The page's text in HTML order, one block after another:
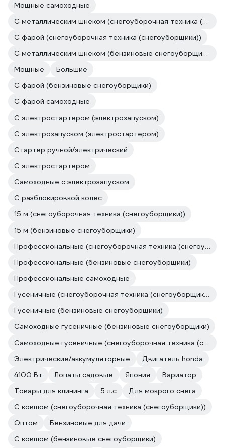
Мощные самоходные
С металлическим шнеком (снегоуборочная техника (снегоуборщики))
С фарой (снегоуборочная техника (снегоуборщики))
С металлическим шнеком (бензиновые снегоуборщики)
Мощные
Большие
С фарой (бензиновые снегоуборщики)
С фарой самоходные
С электростартером (электрозапуском)
С электрозапуском (электростартером)
Стартер ручной/электрический
С электростартером
Самоходные с электрозапуском
С разблокировкой колес
15 м (снегоуборочная техника (снегоуборщики))
15 м (бензиновые снегоуборщики)
Профессиональные (снегоуборочная техника (снегоуборщики))
Профессиональные (бензиновые снегоуборщики)
Профессиональные самоходные
Гусеничные (снегоуборочная техника (снегоуборщики))
Гусеничные (бензиновые снегоуборщики)
Самоходные гусеничные (бензиновые снегоуборщики)
Самоходные гусеничные (снегоуборочная техника (снегоуборщики))
Электрические/аккумуляторные
Двигатель honda
4100 Вт
Лопаты садовые Япония
Вариатор
Товары для клининга
5 л.с
Для мокрого снега
С ковшом (снегоуборочная техника (снегоуборщики))
Оптом
Бензиновые для дачи
С ковшом (бензиновые снегоуборщики)